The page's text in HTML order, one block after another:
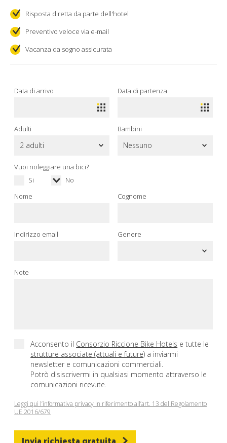
Risposta diretta da parte dell'hotel
Preventivo veloce via e-mail
Vacanza da sogno assicurata
Data di arrivo Data di partenza
Adulti Bambini
Vuoi noleggiare una bici?
Si
No
Nome
Cognome
Indirizzo email Genere
Note
Acconsento il Consorzio Riccione Bike Hotels e tutte le
strutture associate (attuali e future) a inviarmi
newsletter e comunicazioni commerciali.
Potrò disiscrivermi in qualsiasi momento attraverso le
comunicazioni ricevute.
Leggi qui l’informativa privacy in riferimento all’art. 13 del Regolamento
UE 2016/679